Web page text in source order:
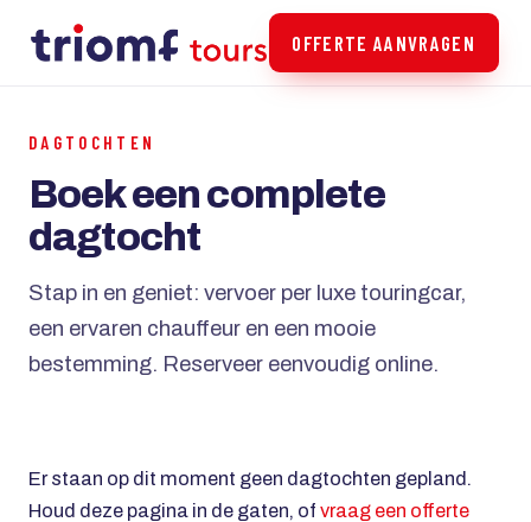
OFFERTE AANVRAGEN
DAGTOCHTEN
Boek een complete
dagtocht
Stap in en geniet: vervoer per luxe touringcar,
een ervaren chauffeur en een mooie
bestemming. Reserveer eenvoudig online.
Er staan op dit moment geen dagtochten gepland.
Houd deze pagina in de gaten, of vraag een offerte